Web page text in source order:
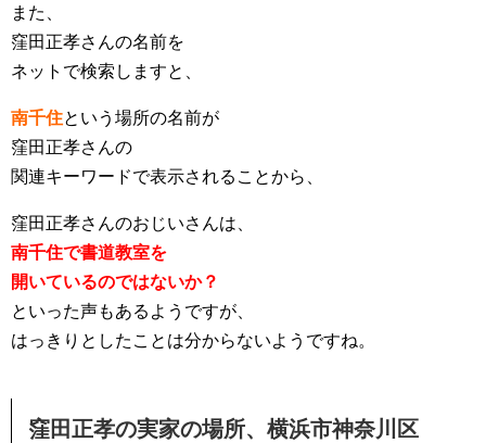
また、
窪田正孝さんの名前を
ネットで検索しますと、
南千住という場所の名前が
窪田正孝さんの
関連キーワードで表示されることから、
窪田正孝さんのおじいさんは、
南千住で書道教室を
開いているのではないか？
といった声もあるようですが、
はっきりとしたことは分からないようですね。
窪田正孝の実家の場所、横浜市神奈川区